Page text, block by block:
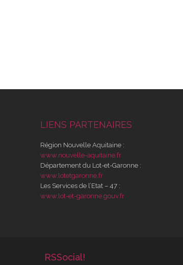
LIENS PARTENAIRES
Région Nouvelle Aquitaine :
www.nouvelle-aquitaine.fr
Département du Lot-et-Garonne :
www.lotetgaronne.fr
Les Services de l’Etat – 47 :
www.lot-et-garonne.gouv.fr
RSSocial!